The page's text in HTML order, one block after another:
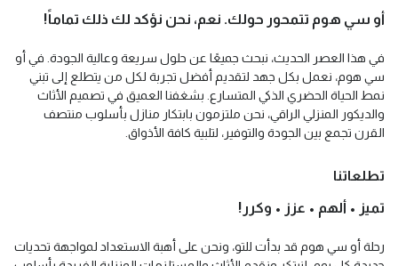
أو سي هوم تتمحور حولك. نعم، نحن نؤكد لك ذلك تماماً!
في هذا العصر الحديث، نبحث جميعًا عن حلول سريعة وعالية الجودة. في أو
سي هوم، نعمل بكل جهد لتقديم أفضل تجربة لكل من يتطلع إلى تبني
نمط الحياة الحضري الذكي المتسارع. بشغفنا العميق في تصميم الأثاث
والديكور المنزلي الراقي، نحن ملتزمون بابتكار منازل بأسلوب منتصف
القرن تجمع بين الجودة والتوفير، لتلبية كافة الأذواق.
تطلعاتنا
تميز • ألهم • عزز • وكرر!
رحلة أو سي هوم قد بدأت للتو، ونحن على أهبة الاستعداد لمواجهة تحديات